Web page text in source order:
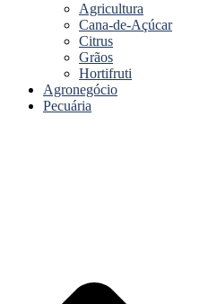
Agricultura
Cana-de-Açúcar
Citrus
Grãos
Hortifruti
Agronegócio
Pecuária